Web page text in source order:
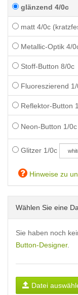
glänzend 4/0c
matt 4/0c
Metallic-Optik 4/
Stoff-Button 8/0c
Fluoreszierend
Reflektor-Button
Neon-Button 1/0c
Glitzer 1/0c
Hinweise zu
Wählen Sie eine
Sie haben noch
Button-Designer.
Datei